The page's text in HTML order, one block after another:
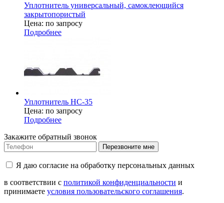
Уплотнитель универсальный, самоклеющийся
закрытопористый
Цена: по запросу
Подробнее
Уплотнитель НС-35
Цена: по запросу
Подробнее
Закажите обратный звонок
Перезвоните мне
Я даю согласие на обработку персональных данных
в соответствии с политикой конфиденциальности и
принимаете условия пользовательского соглашения.